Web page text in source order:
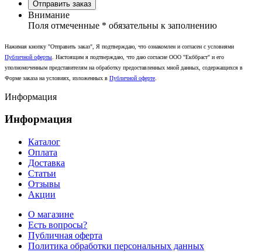
Отправить заказ
Внимание
Поля отмеченные * обязательны к заполнению
Нажимая кнопку "Отправить заказ", Я подтверждаю, что ознакомлен и согласен с условиями
Публичной оферты . Настоящим я подтверждаю, что даю согласие ООО "Екббраст" и его
уполномоченным представителям на обработку предоставленных мной данных, содержащихся в
Форме заказа на условиях, изложенных в Публичной оферте
Информация
Информация
Каталог
Оплата
Доставка
Статьи
Отзывы
Акции
О магазине
Есть вопросы?
Публичная оферта
Политика обработки персональных данных